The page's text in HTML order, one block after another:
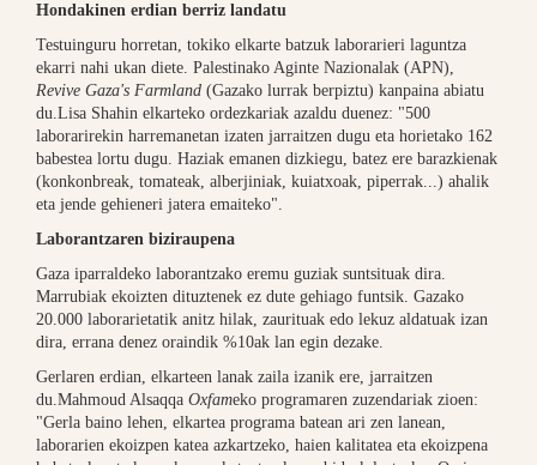
Hondakinen erdian berriz landatu
Testuinguru horretan, tokiko elkarte batzuk laborarieri laguntza
ekarri nahi ukan diete. Palestinako Aginte Nazionalak (APN),
Revive Gaza's Farmland (Gazako lurrak berpiztu) kanpaina abiatu
du.Lisa Shahin elkarteko ordezkariak azaldu duenez: "500
laborarirekin harremanetan izaten jarraitzen dugu eta horietako 162
babestea lortu dugu. Haziak emanen dizkiegu, batez ere barazkienak
(konkonbreak, tomateak, alberjiniak, kuiatxoak, piperrak...) ahalik
eta jende gehieneri jatera emaiteko".
Laborantzaren biziraupena
Gaza iparraldeko laborantzako eremu guziak suntsituak dira.
Marrubiak ekoizten dituztenek ez dute gehiago funtsik. Gazako
20.000 laborarietatik anitz hilak, zaurituak edo lekuz aldatuak izan
dira, errana denez oraindik %10ak lan egin dezake.
Gerlaren erdian, elkarteen lanak zaila izanik ere, jarraitzen
du.Mahmoud Alsaqqa Oxfameko programaren zuzendariak zioen:
"Gerla baino lehen, elkartea programa batean ari zen lanean,
laborarien ekoizpen katea azkartzeko, haien kalitatea eta ekoizpena